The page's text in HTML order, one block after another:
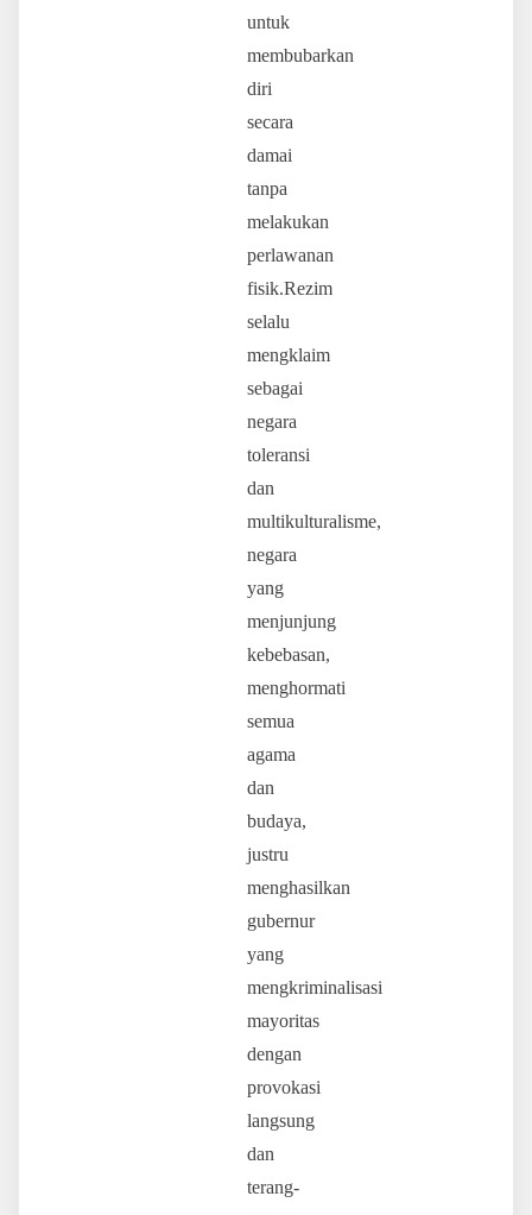
untuk
membubarkan
diri
secara
damai
tanpa
melakukan
perlawanan
fisik.Rezim
selalu
mengklaim
sebagai
negara
toleransi
dan
multikulturalisme,
negara
yang
menjunjung
kebebasan,
menghormati
semua
agama
dan
budaya,
justru
menghasilkan
gubernur
yang
mengkriminalisasi
mayoritas
dengan
provokasi
langsung
dan
terang-